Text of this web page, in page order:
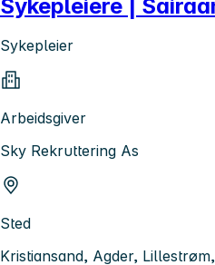
Sykepleiere |
Sykepleier
Arbeidsgiver
Sky Rekruttering As
Sted
Kristiansand, Agder,